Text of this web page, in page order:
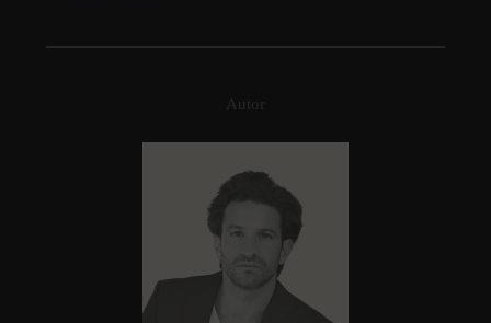
Autor